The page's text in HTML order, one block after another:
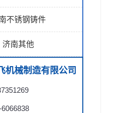
不锈钢铸件
济南其他
机械制造有限公司